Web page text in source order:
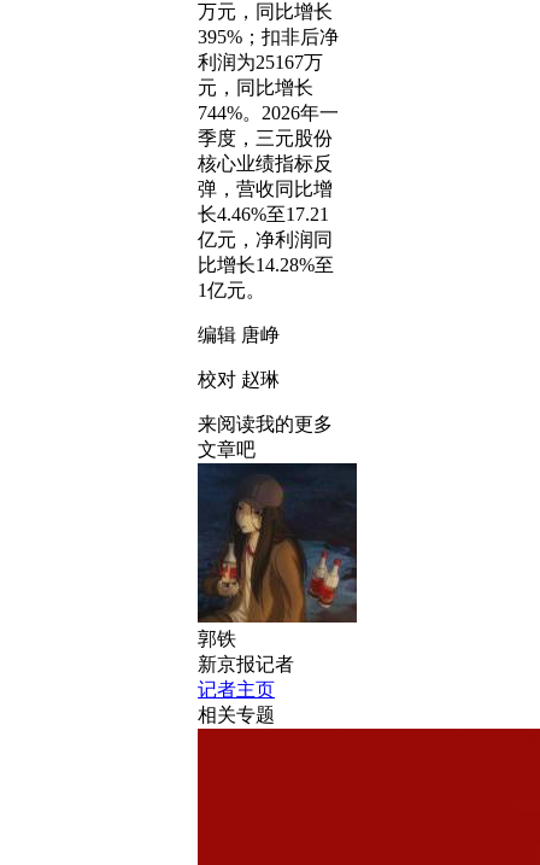
万元，同比增长
395%；扣非后净
利润为25167万
元，同比增长
744%。2026年一
季度，三元股份
核心业绩指标反
弹，营收同比增
长4.46%至17.21
亿元，净利润同
比增长14.28%至
1亿元。
编辑 唐峥
校对 赵琳
来阅读我的更多
文章吧
郭铁
新京报记者
记者主页
相关专题